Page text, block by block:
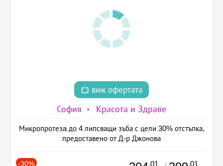
виж офертата
София Красота и Здраве
Микропротезa до 4 липсващи зъба с цели 30% отстъпка,
предоставено от Д-р Джонова
-30% .01 .01